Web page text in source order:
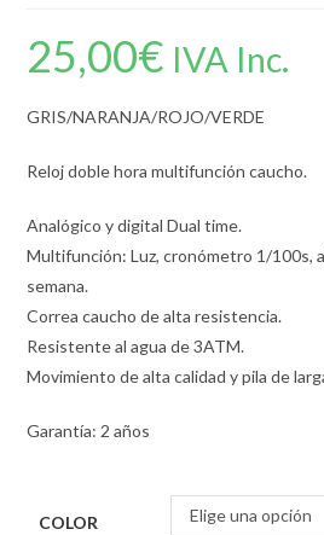
25,00€ IVA Inc.
GRIS/NARANJA/ROJO/VERDE
Reloj doble hora multifunción caucho.
Analógico y digital Dual time.
Multifunción: Luz, cronómetro 1/100s,
semana.
Correa caucho de alta resistencia.
Resistente al agua de 3ATM.
Movimiento de alta calidad y pila de
Garantía: 2 años
COLOR Elige una opción